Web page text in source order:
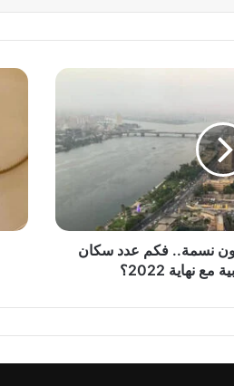
الـ100 مليون نسمة.. فكم عدد سكان
نهاية 2022؟
ع
ل
ح
ر
ي